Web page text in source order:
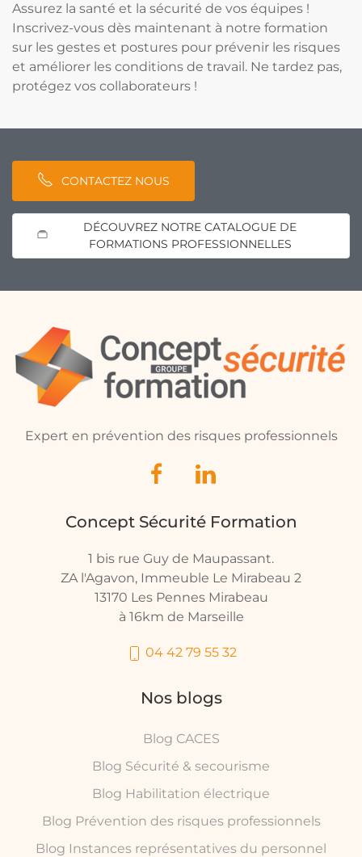
Assurez la santé et la sécurité de vos équipes !
Inscrivez-vous dès maintenant à notre formation
sur les gestes et postures pour prévenir les risques
et améliorer les conditions de travail. Ne tardez pas,
protégez vos collaborateurs !
CONTACTEZ NOUS
DÉCOUVREZ NOTRE CATALOGUE DE
FORMATIONS PROFESSIONNELLES
Expert en prévention des risques professionnels
Concept Sécurité Formation
1 bis rue Guy de Maupassant.
ZA l'Agavon, Immeuble Le Mirabeau 2
13170 Les Pennes Mirabeau
à 16km de Marseille
04 42 79 55 32
Nos blogs
Blog CACES
Blog Sécurité & secourisme
Blog Habilitation électrique
Blog Prévention des risques professionnels
Blog Instances représentatives du personnel